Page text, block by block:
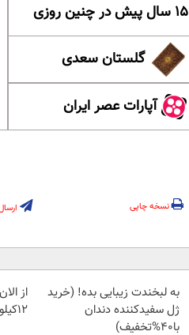
۱۵ سال پیش در چنین روزی
گلستان سعدی
آپارات عصر ایران
نسخه چاپی
به لبخندت زیبایی بده! (خرید
ژل سفیدکننده دندان
با40%تخفیف)
از
12کیلو چربی میسوزونی🧨